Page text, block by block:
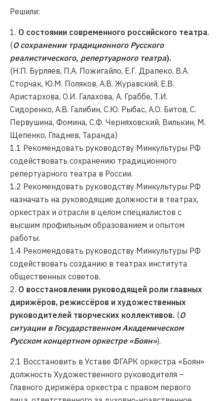
Решили:
1. О состоянии современного российского театра.
(О сохранении традиционного Русского
реалистического, репертуарного театра).
(Н.П. Бурляев, П.А. Пожигайло, Е.Г. Драпеко, В.А.
Сторчак, Ю.М. Поляков, А.В. Журавский, Е.В.
Аристархова, О.И. Галахова, А. Граббе, Т.И.
Сидоренко, А.В. Галибин, С.Ю. Рыбас, А.О. Битов, С.
Первушина, Фомина, С.Ф. Черняховский, Вилькин, М.
Щепенко, Гладнев, Таранда)
1.1 Рекомендовать руководству Минкультуры РФ
содействовать сохранению традиционного
репертуарного театра в России.
1.2 Рекомендовать руководству Минкультуры РФ
назначать на руководящие должности в театрах,
оркестрах и отрасли в целом специалистов с
высшим профильным образованием и опытом
работы.
1.4 Рекомендовать руководству Минкультуры РФ
содействовать созданию в театрах института
общественных советов.
2. О восстановлении руководящей роли главных
дирижёров, режиссёров и художественных
руководителей творческих коллективов. (О
ситуации в Государственном Академическом
Русском концертном оркестре «Боян»).
2.1 Восстановить в Уставе ФГАРК оркестра «Боян»
должность Художественного руководителя –
Главного дирижёра оркестра с правом первого